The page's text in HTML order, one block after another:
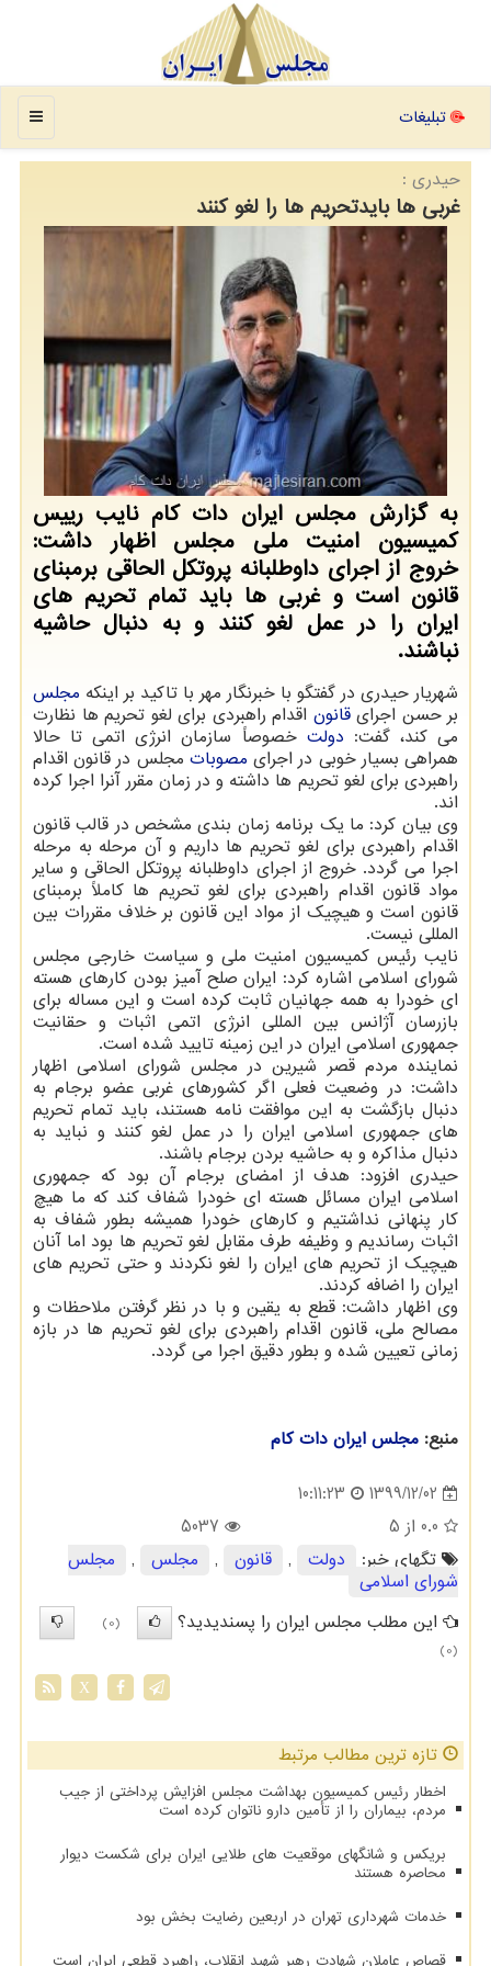
منو تبلیغات
حیدری :
غربی ها بایدتحریم ها را لغو كنند
به گزارش مجلس ایران دات کام نایب رییس
کمیسیون امنیت ملی مجلس اظهار داشت:
خروج از اجرای داوطلبانه پروتکل الحاقی برمبنای
قانون است و غربی ها باید تمام تحریم های
ایران را در عمل لغو کنند و به دنبال حاشیه
نباشند.
شهریار حیدری در گفتگو با خبرنگار مهر با تاکید بر اینکه مجلس
بر حسن اجرایقانون اقدام راهبردی برای لغو تحریم ها نظارت
می کند، گفت: دولت خصوصاً سازمان انرژی اتمی تا حالا
همراهی بسیار خوبی در اجرای مصوبات مجلس در قانون اقدام
راهبردی برای لغو تحریم ها داشته و در زمان مقرر آنرا اجرا کرده
اند.
وی بیان کرد: ما یک برنامه زمان بندی مشخص در قالب قانون
اقدام راهبردی برای لغو تحریم ها داریم و آن مرحله به مرحله
اجرا می گردد. خروج از اجرای داوطلبانه پروتکل الحاقی و سایر
مواد قانون اقدام راهبردی برای لغو تحریم ها کاملاً برمبنای
قانون است و هیچیک از مواد این قانون بر خلاف مقررات بین
المللی نیست.
نایب رئیس کمیسیون امنیت ملی و سیاست خارجی مجلس
شورای اسلامی اشاره کرد: ایران صلح آمیز بودن کارهای هسته
ای خودرا به همه جهانیان ثابت کرده است و این مساله برای
بازرسان آژانس بین المللی انرژی اتمی اثبات و حقانیت
جمهوری اسلامی ایران در این زمینه تایید شده است.
نماینده مردم قصر شیرین در مجلس شورای اسلامی اظهار
داشت: در وضعیت فعلی اگر کشورهای غربی عضو برجام به
دنبال بازگشت به این موافقت نامه هستند، باید تمام تحریم
های جمهوری اسلامی ایران را در عمل لغو کنند و نباید به
دنبال مذاکره و به حاشیه بردن برجام باشند.
حیدری افزود: هدف از امضای برجام آن بود که جمهوری
اسلامی ایران مسائل هسته ای خودرا شفاف کند که ما هیچ
کار پنهانی نداشتیم و کارهای خودرا همیشه بطور شفاف به
اثبات رساندیم و وظیفه طرف مقابل لغو تحریم ها بود اما آنان
هیچیک از تحریم های ایران را لغو نکردند و حتی تحریم های
ایران را اضافه کردند.
وی اظهار داشت: قطع به یقین و با در نظر گرفتن ملاحظات و
مصالح ملی، قانون اقدام راهبردی برای لغو تحریم ها در بازه
زمانی تعیین شده و بطور دقیق اجرا می گردد.
منبع: مجلس ایران دات كام
1399/12/02
10:11:23
0.0 از 5
5037
تگهای خبر:
دولت , قانون , مجلس ,
مجلس
شورای اسلامی
این مطلب مجلس ایران را پسندیدید؟
(0)
(0)
X
تازه ترین مطالب مرتبط
اخطار رئیس کمیسیون بهداشت مجلس افزایش پرداختی از جیب
مردم، بیماران را از تأمین دارو ناتوان کرده است
بریکس و شانگهای موقعیت های طلایی ایران برای شکست دیوار
محاصره هستند
خدمات شهرداری تهران در اربعین رضایت بخش بود
قصاص عاملان شهادت رهبر شهید انقلاب، راهبرد قطعی ایران است